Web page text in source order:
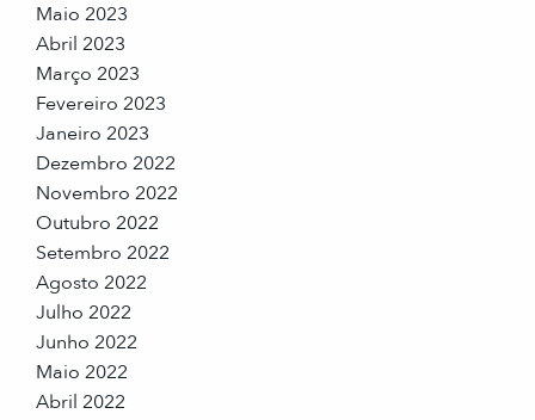
Maio 2023
Abril 2023
Março 2023
Fevereiro 2023
Janeiro 2023
Dezembro 2022
Novembro 2022
Outubro 2022
Setembro 2022
Agosto 2022
Julho 2022
Junho 2022
Maio 2022
Abril 2022